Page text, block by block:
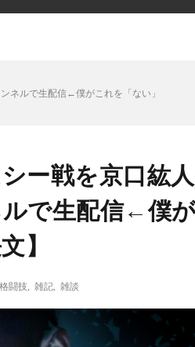
ネルで生配信←僕がこれを「ない」
ー戦を京口紘人
で生配信←僕
】
格闘技 雑記 雑談